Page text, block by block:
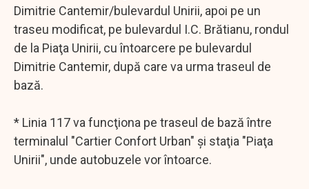
Dimitrie Cantemir/bulevardul Unirii, apoi pe un
traseu modificat, pe bulevardul I.C. Brătianu, rondul
de la Piaţa Unirii, cu întoarcere pe bulevardul
Dimitrie Cantemir, după care va urma traseul de
bază.
* Linia 117 va funcţiona pe traseul de bază între
terminalul "Cartier Confort Urban" şi staţia "Piaţa
Unirii", unde autobuzele vor întoarce.